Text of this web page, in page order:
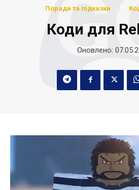
Поради та підказки
Коди для
Оновлено: